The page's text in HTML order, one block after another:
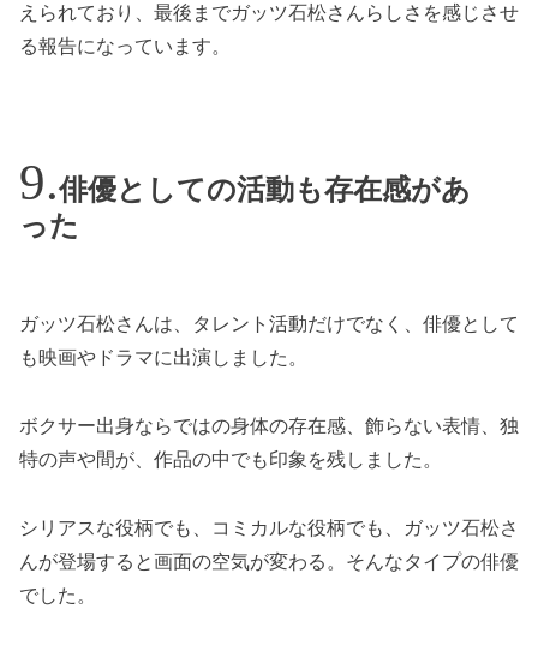
えられており、最後までガッツ石松さんらしさを感じさせ
る報告になっています。
俳優としての活動も存在感があ
った
ガッツ石松さんは、タレント活動だけでなく、俳優として
も映画やドラマに出演しました。
ボクサー出身ならではの身体の存在感、飾らない表情、独
特の声や間が、作品の中でも印象を残しました。
シリアスな役柄でも、コミカルな役柄でも、ガッツ石松さ
んが登場すると画面の空気が変わる。そんなタイプの俳優
でした。